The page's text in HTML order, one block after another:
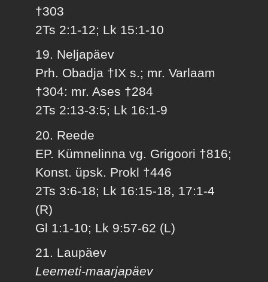
†303
2Ts 2:1-12; Lk 15:1-10
19. Neljapäev
Prh. Obadja †IX s.; mr. Varlaam
†304: mr. Ases †284
2Ts 2:13-3:5; Lk 16:1-9
20. Reede
EP. Kümnelinna vg. Grigoori †816;
Konst. üpsk. Prokl †446
2Ts 3:6-18; Lk 16:15-18, 17:1-4
(R)
Gl 1:1-10; Lk 9:57-62 (L)
21. Laupäev
Leemeti-maarjapäev